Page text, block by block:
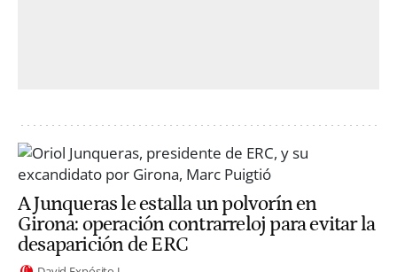
A Junqueras le estalla un polvorín en
Girona: operación contrarreloj para evitar la
desaparición de ERC